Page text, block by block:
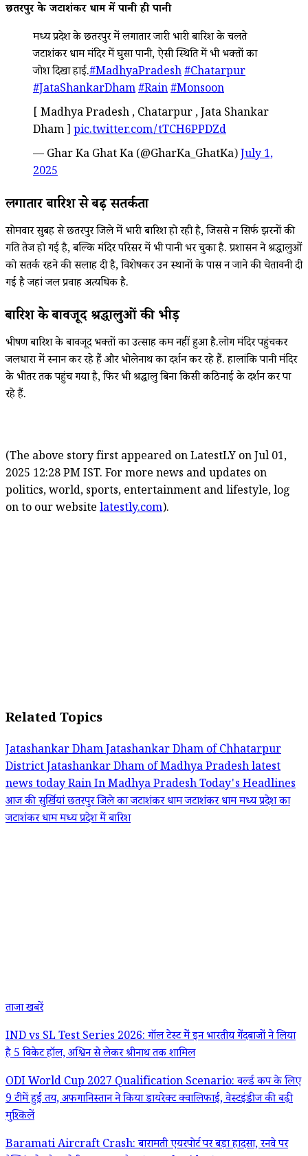
छतरपुर के जटाशंकर धाम में पानी ही पानी
मध्य प्रदेश के छतरपुर में लगातार जारी भारी बारिश के चलते
जटाशंकर धाम मंदिर में घुसा पानी, ऐसी स्थिति में भी भक्तों का
जोश दिखा हाई.#MadhyaPradesh#Chatarpur
#JataShankarDham#Rain#Monsoon
[ Madhya Pradesh , Chatarpur , Jata Shankar
Dham ] pic.twitter.com/tTCH6PPDZd
— Ghar Ka Ghat Ka (@GharKa_GhatKa)July 1,
2025
लगातार बारिश से बढ़ी सतर्कता
सोमवार सुबह से छतरपुर जिले में भारी बारिश हो रही है, जिससे न सिर्फ झरनों की
गति तेज हो गई है, बल्कि मंदिर परिसर में भी पानी भर चुका है. प्रशासन ने श्रद्धालुओं
को सतर्क रहने की सलाह दी है, विशेषकर उन स्थानों के पास न जाने की चेतावनी दी
गई है जहां जल प्रवाह अत्यधिक है.
बारिश के बावजूद श्रद्धालुओं की भीड़
भीषण बारिश के बावजूद भक्तों का उत्साह कम नहीं हुआ है.लोग मंदिर पहुंचकर
जलधारा में स्नान कर रहे हैं और भोलेनाथ का दर्शन कर रहे हैं. हालांकि पानी मंदिर
के भीतर तक पहुंच गया है, फिर भी श्रद्धालु बिना किसी कठिनाई के दर्शन कर पा
रहे हैं.
(The above story first appeared on LatestLY on Jul 01,
2025 12:28 PM IST. For more news and updates on
politics, world, sports, entertainment and lifestyle, log
on to our website latestly.com).
Related Topics
Jatashankar DhamJatashankar Dham of Chhatarpur
DistrictJatashankar Dham of Madhya Pradeshlatest
news todayRain In Madhya PradeshToday's Headlines
आज की सुर्खियांछतरपुर जिले का जटाशंकर धामजटाशंकर धाममध्य प्रदेश का
जटाशंकर धाममध्य प्रदेश में बारिश
ताजा खबरें
IND vs SL Test Series 2026: गॉल टेस्ट में इन भारतीय गेंदबाजों ने लिया
है 5 विकेट हॉल, अश्विन से लेकर श्रीनाथ तक शामिल
ODI World Cup 2027 Qualification Scenario: वर्ल्ड कप के लिए
9 टीमें हुईं तय, अफगानिस्तान ने किया डायरेक्ट क्वालिफाई, वेस्टइंडीज की बढ़ी
मुश्किलें
Baramati Aircraft Crash: बारामती एयरपोर्ट पर बड़ा हादसा, रनवे पर